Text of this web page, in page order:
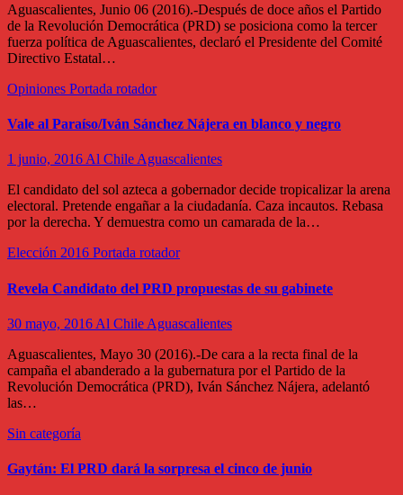
Aguascalientes, Junio 06 (2016).-Después de doce años el Partido
de la Revolución Democrática (PRD) se posiciona como la tercer
fuerza política de Aguascalientes, declaró el Presidente del Comité
Directivo Estatal…
Opiniones Portada rotador
Vale al Paraíso/Iván Sánchez Nájera en blanco y negro
1 junio, 2016Al Chile Aguascalientes
El candidato del sol azteca a gobernador decide tropicalizar la arena
electoral. Pretende engañar a la ciudadanía. Caza incautos. Rebasa
por la derecha. Y demuestra como un camarada de la…
Elección 2016 Portada rotador
Revela Candidato del PRD propuestas de su gabinete
30 mayo, 2016 Al Chile Aguascalientes
Aguascalientes, Mayo 30 (2016).-De cara a la recta final de la
campaña el abanderado a la gubernatura por el Partido de la
Revolución Democrática (PRD), Iván Sánchez Nájera, adelantó
las…
Sin categoría
Gaytán: El PRD dará la sorpresa el cinco de junio